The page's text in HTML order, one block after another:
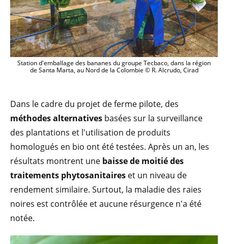
Station d'emballage des bananes du groupe Tecbaco, dans la région
de Santa Marta, au Nord de la Colombie © R. Alcrudo, Cirad
Dans le cadre du projet de ferme pilote, des
méthodes alternatives basées sur la surveillance
des plantations et l'utilisation de produits
homologués en bio ont été testées. Après un an, les
résultats montrent une baisse de moitié des
traitements phytosanitaires et un niveau de
rendement similaire. Surtout, la maladie des raies
noires est contrôlée et aucune résurgence n'a été
notée.